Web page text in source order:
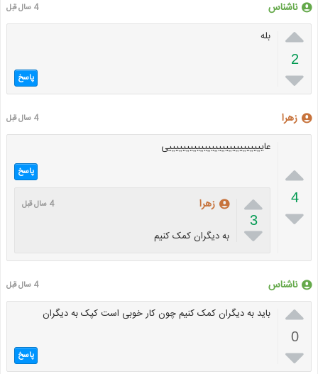
ناشناس 4 سال قبل

2

بله
پاسخ
زهرا 4 سال قبل

4

عایییییییییییییییییییییییییییی
پاسخ

3

زهرا 4 سال قبل
به دیگران کمک کنیم
ناشناس 4 سال قبل

0

باید به دیگران کمک کنیم چون کار خوبی است کپک به دیگران
پاسخ